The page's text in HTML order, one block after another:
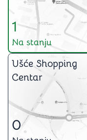
1
Na stanju
Ušće Shopping
Centar
0